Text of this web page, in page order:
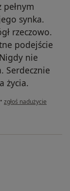
pełnym
synka.
rzeczowo.
podejście
nie
Serdecznie
życia.
• w opinii użytkownika
zgłoś nadużycie